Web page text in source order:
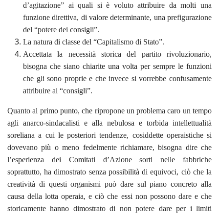
d’agitazione” ai quali si è voluto attribuire da molti una
funzione direttiva, di valore determinante, una prefigurazione
del “potere dei consigli”.
La natura di classe del “Capitalismo di Stato”.
Accettata la necessità storica del partito rivoluzionario,
bisogna che siano chiarite una volta per sempre le funzioni
che gli sono proprie e che invece si vorrebbe confusamente
attribuire ai “consigli”.
Quanto al primo punto, che ripropone un problema caro un tempo
agli anarco-sindacalisti e alla nebulosa e torbida intellettualità
soreliana a cui le posteriori tendenze, cosiddette operaistiche si
dovevano più o meno fedelmente richiamare, bisogna dire che
l’esperienza dei Comitati d’Azione sorti nelle fabbriche
soprattutto, ha dimostrato senza possibilità di equivoci, ciò che la
creatività di questi organismi può dare sul piano concreto alla
causa della lotta operaia, e ciò che essi non possono dare e che
storicamente hanno dimostrato di non potere dare per i limiti